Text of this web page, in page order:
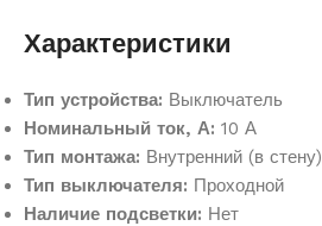
Характеристики
Тип устройства: Выключатель
Номинальный ток, А: 10 А
Тип монтажа: Внутренний (в стену)
Тип выключателя: Проходной
Наличие подсветки: Нет